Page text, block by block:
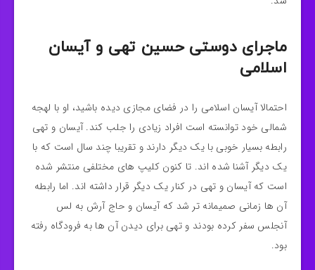
ماجرای دوستی حسین تهی و آیسان
اسلامی
احتمالا آیسان اسلامی را در فضای مجازی دیده باشید، او با لهجه
شمالی خود توانسته است افراد زیادی را جلب کند. آیسان و تهی
رابطه بسیار خوبی با یک دیگر دارند و تقریبا چند سال است که با
یک دیگر آشنا شده اند. تا کنون کلیپ های مختلفی منتشر شده
است که آیسان و تهی در کنار یک دیگر قرار داشته اند. اما رابطه
آن ها زمانی صمیمانه تر شد که آیسان و حاج آرش به لس
آنجلس سفر کرده بودند و تهی برای دیدن آن ها به فرودگاه رفته
بود.